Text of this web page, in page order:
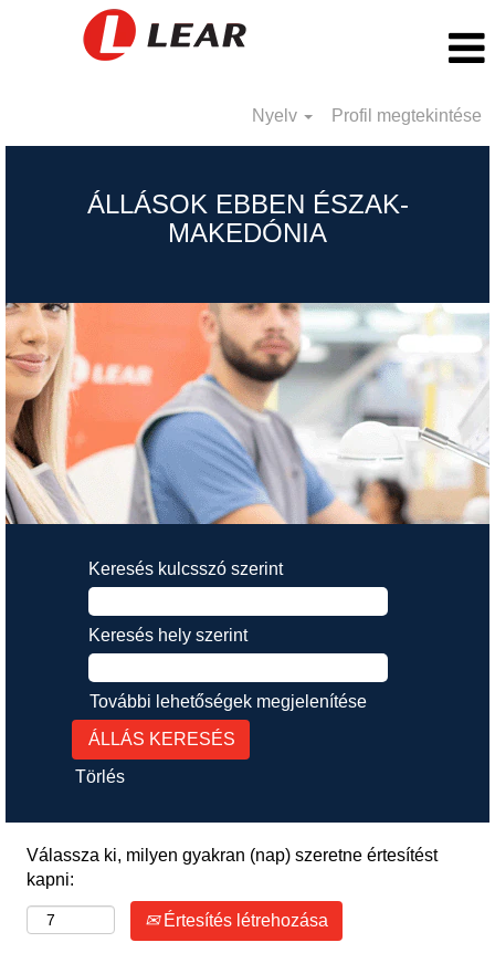
Nyelv Profil megtekintése
ÁLLÁSOK EBBEN ÉSZAK-
MAKEDÓNIA
Keresés kulcsszó szerint
Keresés hely szerint
További lehetőségek megjelenítése
Törlés
Válassza ki, milyen gyakran (nap) szeretne értesítést
kapni:
Értesítés létrehozása